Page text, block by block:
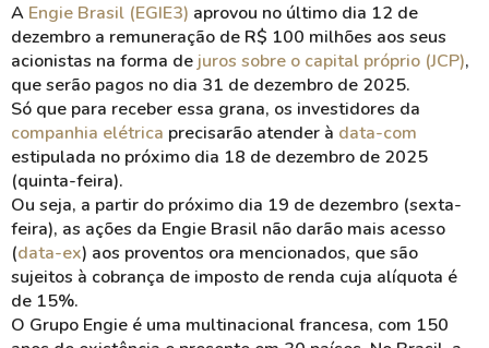
A Engie Brasil (EGIE3) aprovou no último dia 12 de
dezembro a remuneração de R$ 100 milhões aos seus
acionistas na forma de juros sobre o capital próprio (JCP),
que serão pagos no dia 31 de dezembro de 2025.
Só que para receber essa grana, os investidores da
companhia elétrica precisarão atender à data-com
estipulada no próximo dia 18 de dezembro de 2025
(quinta-feira).
Ou seja, a partir do próximo dia 19 de dezembro (sexta-
feira), as ações da Engie Brasil não darão mais acesso
(data-ex) aos proventos ora mencionados, que são
sujeitos à cobrança de imposto de renda cuja alíquota é
de 15%.
O Grupo Engie é uma multinacional francesa, com 150